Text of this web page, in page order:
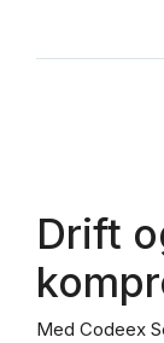
Drift
Med Codeex